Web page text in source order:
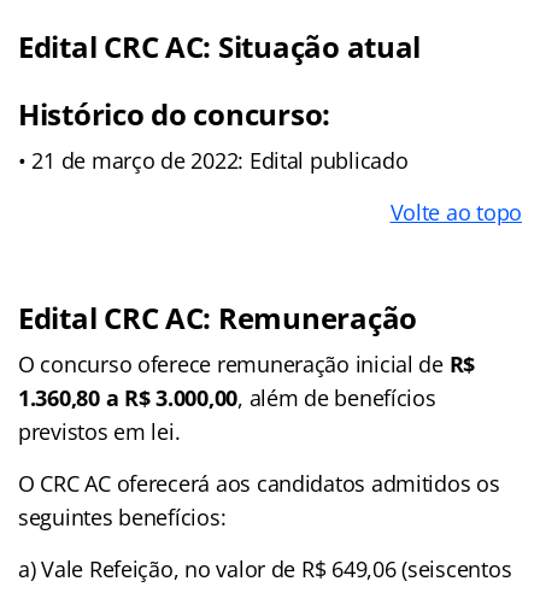
Edital CRC AC: Situação atual
Histórico do concurso:
• 21 de março de 2022: Edital publicado
Volte ao topo
Edital CRC AC: Remuneração
O concurso oferece remuneração inicial de R$
1.360,80 a R$ 3.000,00, além de benefícios
previstos em lei.
O CRC AC oferecerá aos candidatos admitidos os
seguintes benefícios:
a) Vale Refeição, no valor de R$ 649,06 (seiscentos